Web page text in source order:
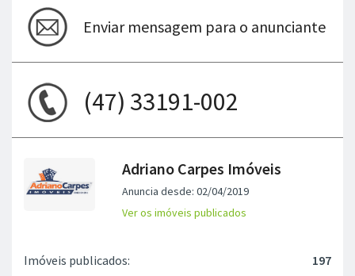
Enviar mensagem para o anunciante
(47) 33191-002
Adriano Carpes Imóveis
Anuncia desde: 02/04/2019
Ver os imóveis publicados
Imóveis publicados: 197